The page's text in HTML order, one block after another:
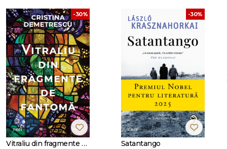
-30%
Vitraliu din fragmente de fantomă
-30%
Satantango